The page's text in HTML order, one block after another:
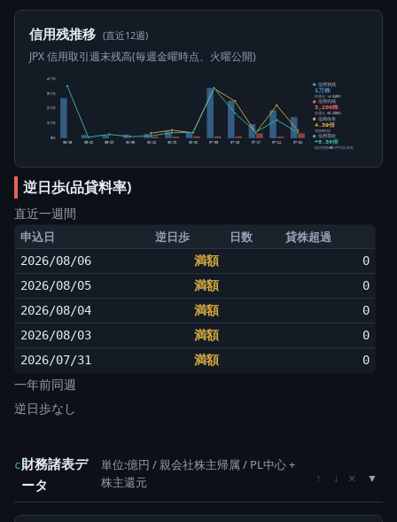
信用残推移 (直近12週)
JPX 信用取引週末残高(毎週金曜時点、火曜公開)
0株
1万株
2万株
3万株
4万株
05-15 05-22 05-29 06-05 06-12 06-19 06-26 07-03 07-10 07-17 07-24 07-31
信用買残
1万株
前週比 -4,640株
信用売残
3,200株
前週比 +2,190株
信用倍率
4.39倍
買残÷売残
信用需給
+0.30倍
純信用残÷5日平均出来高
逆日歩(品貸料率)
直近一週間
申込日 逆日歩 日数 貸株超過
2026/08/06 満額
0
2026/08/05
満額
0
2026/08/04
満額
0
2026/08/03
満額
0
2026/07/31
満額 0
一年前同週
逆日歩なし
c財務諸表デ
ータ
単位:億円 / 親会社株主帰属 / PL中心 +
株主還元
↑ ↓ ×